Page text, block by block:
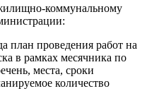
коммунальному
план проведения работ на
в рамках месячника по
места, сроки
количество